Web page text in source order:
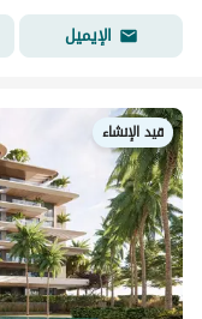
الإيميل
قيد الإنشاء